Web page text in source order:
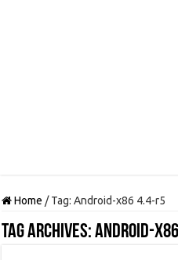
Home / Tag:Android-x86 4.4-r5
Tag Archives:Android-